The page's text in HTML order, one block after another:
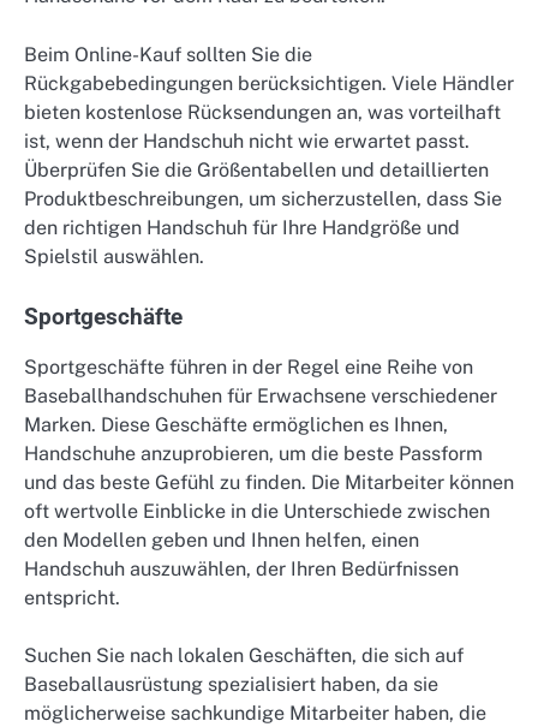
Beim Online-Kauf sollten Sie die
Rückgabebedingungen berücksichtigen. Viele Händler
bieten kostenlose Rücksendungen an, was vorteilhaft
ist, wenn der Handschuh nicht wie erwartet passt.
Überprüfen Sie die Größentabellen und detaillierten
Produktbeschreibungen, um sicherzustellen, dass Sie
den richtigen Handschuh für Ihre Handgröße und
Spielstil auswählen.
Sportgeschäfte
Sportgeschäfte führen in der Regel eine Reihe von
Baseballhandschuhen für Erwachsene verschiedener
Marken. Diese Geschäfte ermöglichen es Ihnen,
Handschuhe anzuprobieren, um die beste Passform
und das beste Gefühl zu finden. Die Mitarbeiter können
oft wertvolle Einblicke in die Unterschiede zwischen
den Modellen geben und Ihnen helfen, einen
Handschuh auszuwählen, der Ihren Bedürfnissen
entspricht.
Suchen Sie nach lokalen Geschäften, die sich auf
Baseballausrüstung spezialisiert haben, da sie
möglicherweise sachkundige Mitarbeiter haben, die